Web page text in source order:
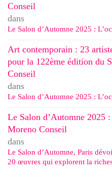
Conseil
dans
Le Salon d’Automne 2025 :
Art contemporain : 23
pour la 122ème édition du
Conseil
dans
Le Salon d’Automne 2025 :
Le Salon d’Automne 2025 :
Moreno Conseil
dans
Le Salon d’Automne, Paris
20 œuvres qui explorent la